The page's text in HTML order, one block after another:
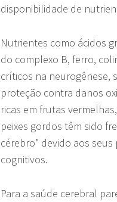
disponibilidade de
Nutrientes como ácidos
do complexo B, ferro,
críticos na neurogênese,
proteção contra danos
ricas em frutas
peixes gordos têm sido
cérebro” devido aos
cognitivos.
Para a saúde cerebral